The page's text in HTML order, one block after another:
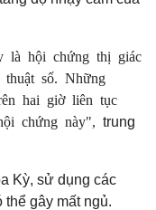
là hội chứng thị giác
số. Những
hai giờ liên tục
chứng này", trung
Kỳ, sử dụng các
gây mất ngủ.